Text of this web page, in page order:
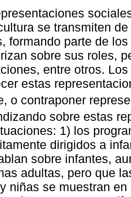
se transmiten
formando parte de
sobre sus roles,
entre otros.
estas
o contraponer
sobre estas
1) los
dirigidos a
sobre infantes,
adultas, pero que
niñas se muestran